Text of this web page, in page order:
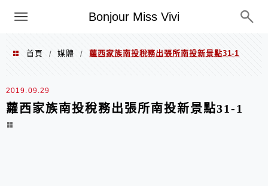
Bonjour Miss Vivi
選單
首頁 / 媒體 / 蘿西家族南投稅務出張所南投新景點31-1
2019.09.29
蘿西家族南投稅務出張所南投新景點31-1